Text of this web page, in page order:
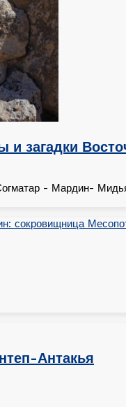
и загадки
- Мардин-
Антакья